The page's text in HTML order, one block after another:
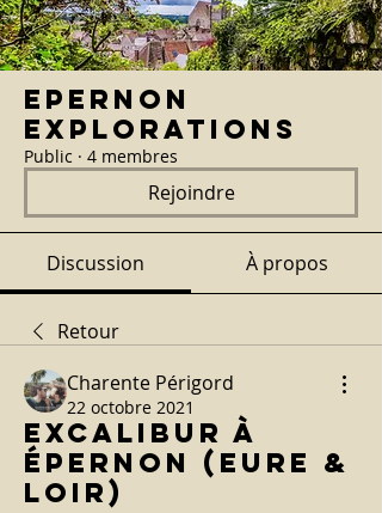
Epernon
Explorations
Public · 4 membres
Rejoindre
Discussion À propos
Retour
Charente Périgord
22 octobre 2021
Excalibur à
Épernon (Eure &
Loir)